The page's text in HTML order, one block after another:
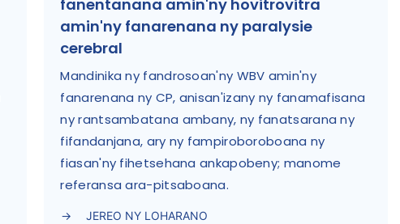
fanentanana amin'ny hovitrovitra
amin'ny fanarenana ny paralysie
cerebral
Mandinika ny fandrosoan'ny WBV amin'ny
fanarenana ny CP, anisan'izany ny fanamafisana
ny rantsambatana ambany, ny fanatsarana ny
fifandanjana, ary ny fampiroboroboana ny
fiasan'ny fihetsehana ankapobeny; manome
referansa ara-pitsaboana.
JEREO NY LOHARANO